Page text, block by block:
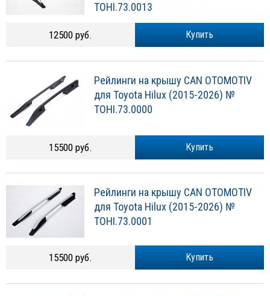
TOHI.73.0013
Купить
12500 руб.
Рейлинги на крышу CAN OTOMOTIV
для Toyota Hilux (2015-2026) №
TOHI.73.0000
Купить
15500 руб.
Рейлинги на крышу CAN OTOMOTIV
для Toyota Hilux (2015-2026) №
TOHI.73.0001
Купить
15500 руб.